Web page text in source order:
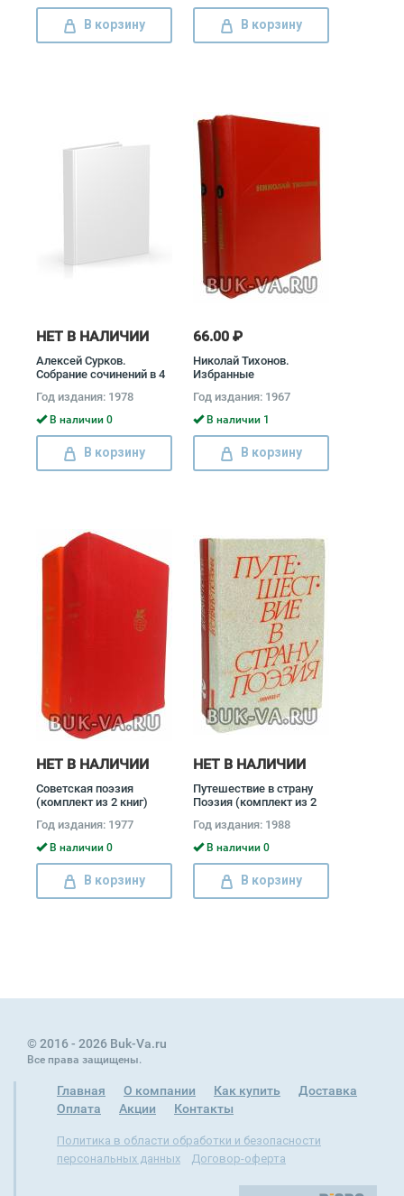
В корзину В корзину
НЕТ В НАЛИЧИИ
Алексей Сурков.
Собрание сочинений в 4
Алексей Сурков
Год издания: 1978
В наличии 0
В корзину
66.00 ₽
Николай Тихонов.
Избранные
(комплект) Николай
Тихонов
Год издания: 1967
В наличии 1
В корзину
НЕТ В НАЛИЧИИ
Советская поэзия
(комплект из 2 книг)
Год издания: 1977
В наличии 0
В корзину
НЕТ В НАЛИЧИИ
Путешествие в страну
Поэзия (комплект из 2
Год издания: 1988
В наличии 0
В корзину
© 2016 - 2026 Buk-Va.ru
Все права защищены.
Главная О компании Как купить
Доставка
Оплата
Акции Контакты
Политика в области обработки и безопасности
персональных данных
Договор-оферта